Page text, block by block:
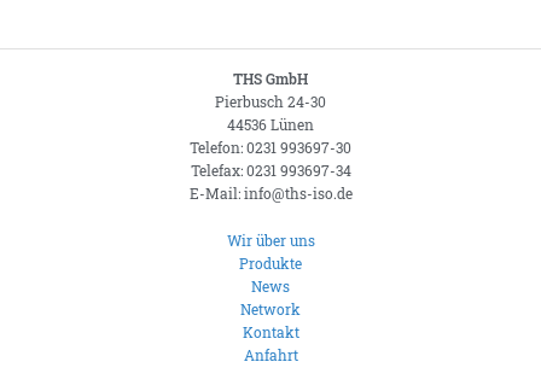
THS GmbH
Pierbusch 24-30
44536 Lünen
Telefon: 0231 993697-30
Telefax: 0231 993697-34
E-Mail: info@ths-iso.de
Wir über uns
Produkte
News
Network
Kontakt
Anfahrt